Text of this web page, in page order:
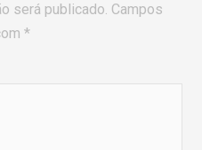
será publicado. Campos
*